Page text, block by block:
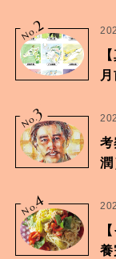
No.2
No.3
考
潤
No.4
養